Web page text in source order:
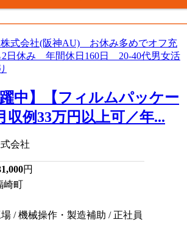
躍中】【フィルムパッケー
収例33万円以上可／年...
会社
円
町
/ 機械操作・製造補助 / 正社員